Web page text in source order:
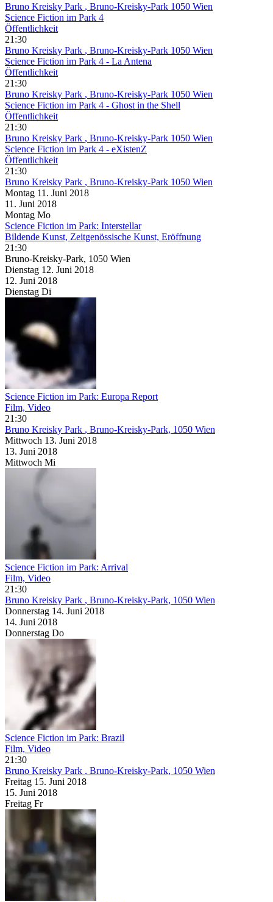
Bruno Kreisky Park , Bruno-Kreisky-Park 1050 Wien
Science Fiction im Park 4
Öffentlichkeit
21:30
Bruno Kreisky Park , Bruno-Kreisky-Park 1050 Wien
Science Fiction im Park 4 - La Antena
Öffentlichkeit
21:30
Bruno Kreisky Park , Bruno-Kreisky-Park 1050 Wien
Science Fiction im Park 4 - Ghost in the Shell
Öffentlichkeit
21:30
Bruno Kreisky Park , Bruno-Kreisky-Park 1050 Wien
Science Fiction im Park 4 - eXistenZ
Öffentlichkeit
21:30
Bruno Kreisky Park , Bruno-Kreisky-Park 1050 Wien
Montag 11. Juni 2018
11. Juni 2018
Montag Mo
Science Fiction im Park: Interstellar
Bildende Kunst, Zeitgenössische Kunst, Eröffnung
21:30
Bruno-Kreisky-Park, 1050 Wien
Dienstag 12. Juni 2018
12. Juni 2018
Dienstag Di
Science Fiction im Park: Europa Report
Film, Video
21:30
Bruno Kreisky Park , Bruno-Kreisky-Park, 1050 Wien
Mittwoch 13. Juni 2018
13. Juni 2018
Mittwoch Mi
Science Fiction im Park: Arrival
Film, Video
21:30
Bruno Kreisky Park , Bruno-Kreisky-Park, 1050 Wien
Donnerstag 14. Juni 2018
14. Juni 2018
Donnerstag Do
Science Fiction im Park: Brazil
Film, Video
21:30
Bruno Kreisky Park , Bruno-Kreisky-Park, 1050 Wien
Freitag 15. Juni 2018
15. Juni 2018
Freitag Fr